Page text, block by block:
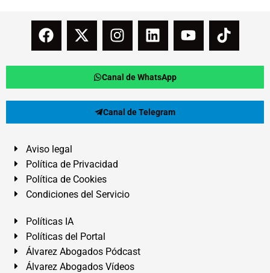
Canal de WhatsApp
Canal de Telegram
Aviso legal
Política de Privacidad
Política de Cookies
Condiciones del Servicio
Políticas IA
Políticas del Portal
Álvarez Abogados Pódcast
Álvarez Abogados Vídeos